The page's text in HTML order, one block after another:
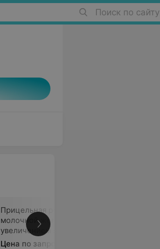
Поиск по сайту
Прицельная рентгенография
молочной железы с прямым
увеличением рентгеновского
изображения
Цена по запросу